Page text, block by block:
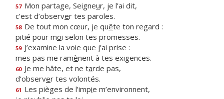
57 Mon partage, Seigneur, je l’ai dit,
c’est d’observer tes paroles.
58 De tout mon cœur, je quête ton regard :
pitié pour moi selon tes promesses.
59 J’examine la voie que j’ai prise :
mes pas me ramènent à tes exigences.
60 Je me hâte, et ne tarde pas,
d’observer tes volontés.
61 Les pièges de l’impie m’environnent,